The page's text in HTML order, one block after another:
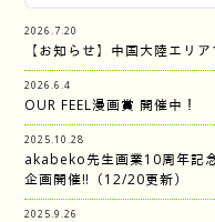
2026.7.20
【お知らせ】中国大陸エリ
2026.6.4
OUR FEEL漫画賞 開催中！
2025.10.28
akabeko先生画業10周年記
企画開催‼︎（12/20更新）
2025.9.26